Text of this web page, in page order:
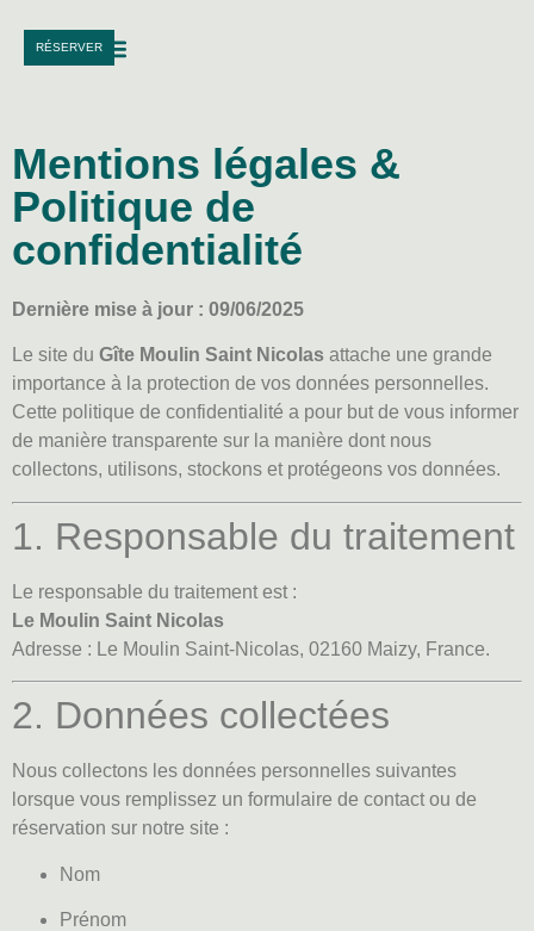
RÉSERVER
Mentions légales &
Politique de
confidentialité
Dernière mise à jour : 09/06/2025
Le site du Gîte Moulin Saint Nicolas attache une grande
importance à la protection de vos données personnelles.
Cette politique de confidentialité a pour but de vous informer
de manière transparente sur la manière dont nous
collectons, utilisons, stockons et protégeons vos données.
1. Responsable du traitement
Le responsable du traitement est :
Le Moulin Saint Nicolas
Adresse : Le Moulin Saint-Nicolas, 02160 Maizy, France.
2. Données collectées
Nous collectons les données personnelles suivantes
lorsque vous remplissez un formulaire de contact ou de
réservation sur notre site :
Nom
Prénom